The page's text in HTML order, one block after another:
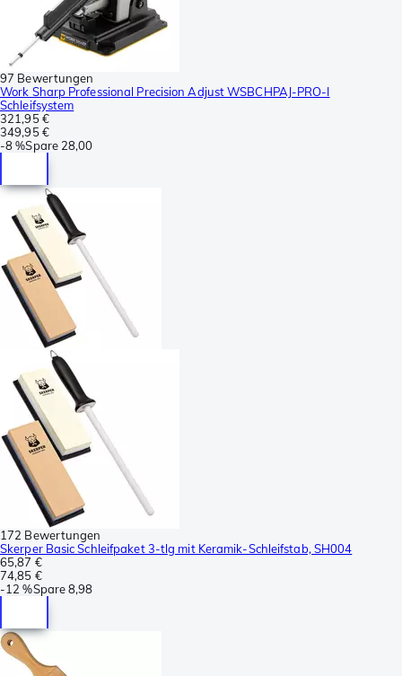
97 Bewertungen
Work Sharp Professional Precision Adjust WSBCHPAJ-PRO-I
Schleifsystem
321,95 €
349,95 €
-8 %Spare 28,00
172 Bewertungen
Skerper Basic Schleifpaket 3-tlg mit Keramik-Schleifstab, SH004
65,87 €
74,85 €
-12 %Spare8,98